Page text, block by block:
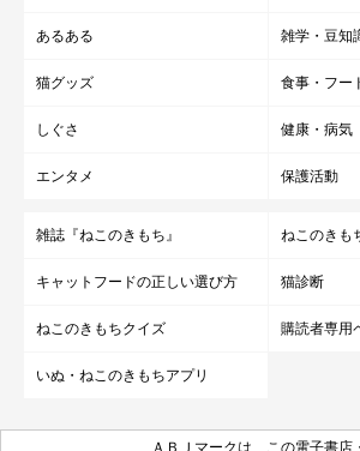
あるある 雑学・豆知
猫グッズ 食事・フー
しぐさ 健康・病気
エンタメ 保護活動
雑誌『ねこのきもち』 ねこのきも
キャットフードの正しい選び方 猫診断
ねこのきもちクイズ 購読者専用
いぬ・ねこのきもちアプリ
ＡＢＪマークは、この電子書店